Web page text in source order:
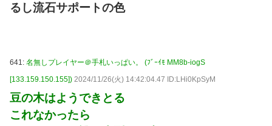
るし流石サポートの色
641: 名無しプレイヤー＠手札いっぱい。 (ﾌﾞｰｲﾓ MM8b-iogS
[133.159.150.155]) 2024/11/26(火) 14:42:04.47 ID:LHi0KpSyM
豆の木はようできとる
これなかったら